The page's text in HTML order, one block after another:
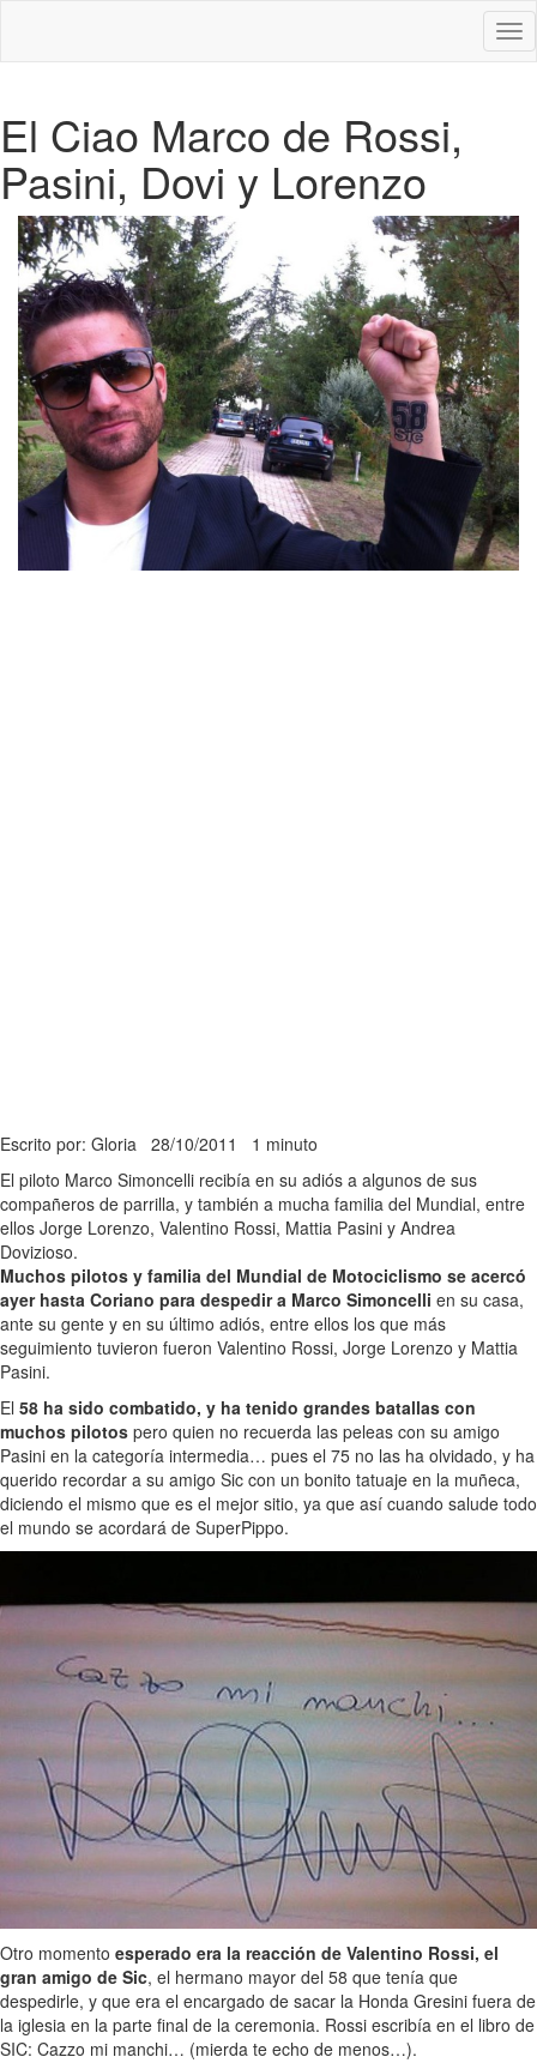
El Ciao Marco de Rossi,
Pasini, Dovi y Lorenzo
Escrito por: Gloria 28/10/2011 1 minuto
El piloto Marco Simoncelli recibía en su adiós a algunos de sus
compañeros de parrilla, y también a mucha familia del Mundial, entre
ellos Jorge Lorenzo, Valentino Rossi, Mattia Pasini y Andrea
Dovizioso.
Muchos pilotos y familia del Mundial de Motociclismo se acercó
ayer hasta Coriano para despedir a Marco Simoncelli en su casa,
ante su gente y en su último adiós, entre ellos los que más
seguimiento tuvieron fueron Valentino Rossi, Jorge Lorenzo y Mattia
Pasini.
El 58 ha sido combatido, y ha tenido grandes batallas con
muchos pilotos pero quien no recuerda las peleas con su amigo
Pasini en la categoría intermedia… pues el 75 no las ha olvidado, y ha
querido recordar a su amigo Sic con un bonito tatuaje en la muñeca,
diciendo el mismo que es el mejor sitio, ya que así cuando salude todo
el mundo se acordará de SuperPippo.
Otro momento esperado era la reacción de Valentino Rossi, el
gran amigo de Sic, el hermano mayor del 58 que tenía que
despedirle, y que era el encargado de sacar la Honda Gresini fuera de
la iglesia en la parte final de la ceremonia. Rossi escribía en el libro de
SIC: Cazzo mi manchi… (mierda te echo de menos…).